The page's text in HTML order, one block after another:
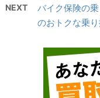
NEXT
バイク保険の
のおトクな乗